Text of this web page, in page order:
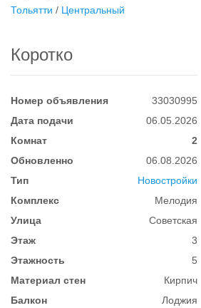
Тольятти / Центральный
Коротко
Номер объявления
33030995
Дата подачи
06.05.2026
Комнат
2
Обновленно
06.08.2026
Тип
Новостройки
Комплекс
Мелодия
Улица
Советская
Этаж
3
Этажность
5
Материал стен
Кирпич
Балкон
Лоджия